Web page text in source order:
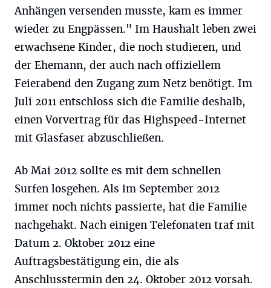
Anhängen versenden musste, kam es immer
wieder zu Engpässen." Im Haushalt leben zwei
erwachsene Kinder, die noch studieren, und
der Ehemann, der auch nach offiziellem
Feierabend den Zugang zum Netz benötigt. Im
Juli 2011 entschloss sich die Familie deshalb,
einen Vorvertrag für das Highspeed-Internet
mit Glasfaser abzuschließen.
Ab Mai 2012 sollte es mit dem schnellen
Surfen losgehen. Als im September 2012
immer noch nichts passierte, hat die Familie
nachgehakt. Nach einigen Telefonaten traf mit
Datum 2. Oktober 2012 eine
Auftragsbestätigung ein, die als
Anschlusstermin den 24. Oktober 2012 vorsah.